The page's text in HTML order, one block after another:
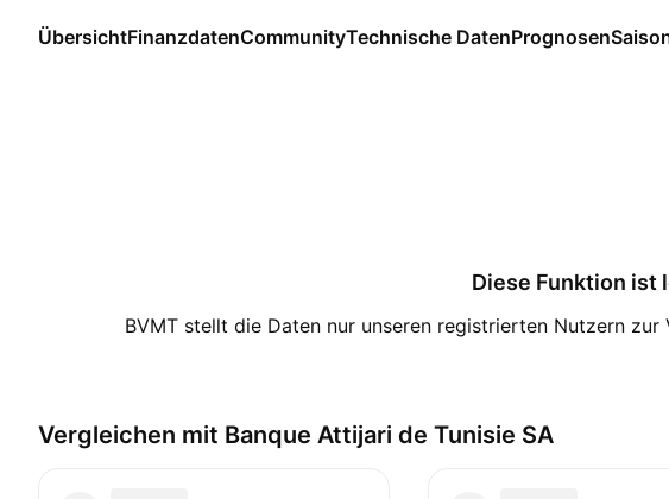
ÜbersichtFinanzdatenCommunityTechnische DatenPrognosen
Diese Funktion
BVMT stellt die Daten nur unseren registrierten Nutzern
Vergleichen mit Banque Attijari de Tunisie SA